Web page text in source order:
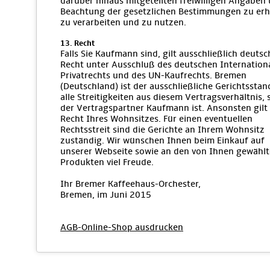
Beachtung der gesetzlichen Bestimmungen zu
zu verarbeiten und zu nutzen.
13. Recht
Falls Sie Kaufmann sind, gilt ausschließlich
Recht unter Ausschluß des deutschen
Privatrechts und des UN-Kaufrechts. Bremen
(Deutschland) ist der ausschließliche
alle Streitigkeiten aus diesem Vertragsverhältnis,
der Vertragspartner Kaufmann ist. Ansonsten gilt
Recht Ihres Wohnsitzes. Für einen eventuellen
Rechtsstreit sind die Gerichte an Ihrem Wohnsitz
zuständig. Wir wünschen Ihnen beim Einkauf auf
unserer Webseite sowie an den von Ihnen
Produkten viel Freude.
Ihr Bremer Kaffeehaus-Orchester,
Bremen, im Juni 2015
AGB-Online-Shop ausdrucken